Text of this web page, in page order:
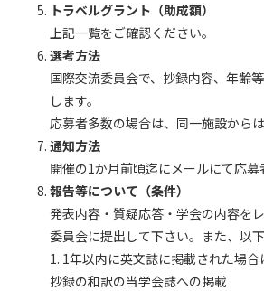
トラベルグラント（助成額）
上記一覧をご確認ください。
選考方法
国際交流委員会で、抄録内容、年齢
します。
応募者多数の場合は、同一施設からは
通知方法
開催の1か月前頃迄にメールにて応募
報告等について（条件）
発表内容・質疑応答・学会の内容を
委員会に提出して下さい。また、以下
1. 1年以内に英文誌に掲載された場
抄録の和訳の当学会誌への掲載